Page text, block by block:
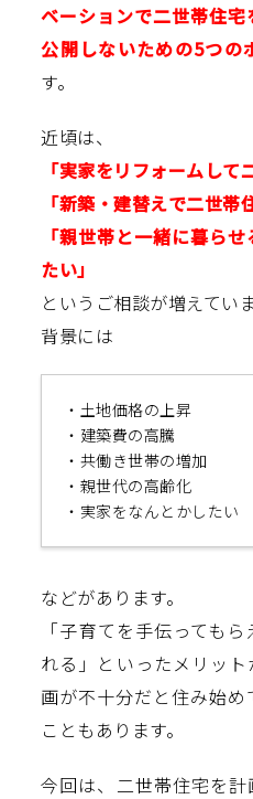
ベーションで二世帯住宅
公開しないための5つの
す。
近頃は、
「実家をリフォームして
「新築・建替えで二世帯
「親世帯と一緒に暮ら
たい」
というご相談が増えていま
背景には
・土地価格の上昇
・建築費の高騰
・共働き世帯の増加
・親世代の高齢化
・実家をなんとかしたい
などがあります。
「子育てを手伝っても
れる」といったメリッ
画が不十分だと住み始
こともあります。
今回は、二世帯住宅を